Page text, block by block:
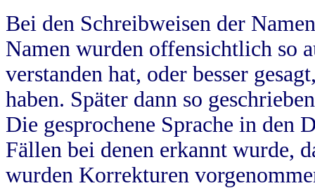
Bei den Schreibweisen der
Namen wurden offensichtlich so
verstanden hat, oder besser
haben. Später dann so
Die gesprochene Sprache in
Fällen bei denen erkannt wurde,
wurden Korrekturen